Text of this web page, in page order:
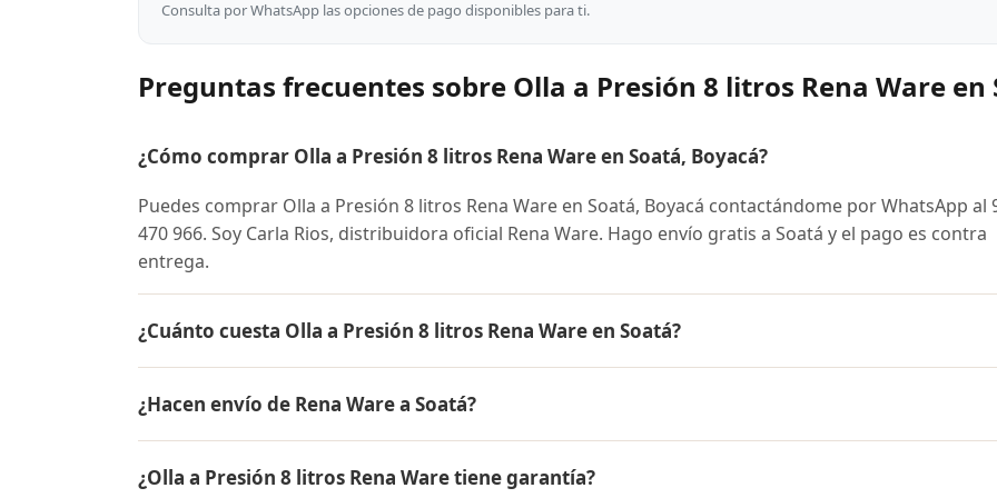
Consulta por WhatsApp las opciones de pago disponibles para ti.
Preguntas frecuentes sobre Olla a Presión 8 litros Rena Ware en
¿Cómo comprar Olla a Presión 8 litros Rena Ware en Soatá, Boyacá?
Puedes comprar Olla a Presión 8 litros Rena Ware en Soatá, Boyacá contactándome por WhatsApp al
470 966. Soy Carla Rios, distribuidora oficial Rena Ware. Hago envío gratis a Soatá y el pago es contra
entrega.
¿Cuánto cuesta Olla a Presión 8 litros Rena Ware en Soatá?
para conocer el precio actual, promociones disponibles y facilidades de pago en cuotas desde el 10%
inicial.
¿Hacen envío de Rena Ware a Soatá?
es contra entrega.
¿Olla a Presión 8 litros Rena Ware tiene garantía?